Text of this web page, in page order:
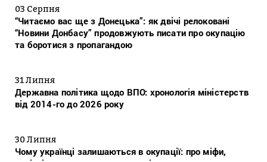
03 Серпня
“Читаємо вас ще з Донецька”: як двічі релоковані
“Новини Донбасу” продовжують писати про окупацію
та боротися з пропагандою
31 Липня
Державна політика щодо ВПО: хронологія міністерств
від 2014-го до 2026 року
30 Липня
Чому українці залишаються в окупації: про міфи,